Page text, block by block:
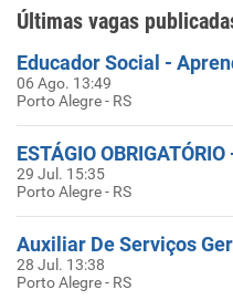
Últimas vagas
06 Ago. 13:49
Porto Alegre - RS
ESTÁGIO
29 Jul. 15:35
Porto Alegre - RS
Auxiliar De Serviços
28 Jul. 13:38
Porto Alegre - RS